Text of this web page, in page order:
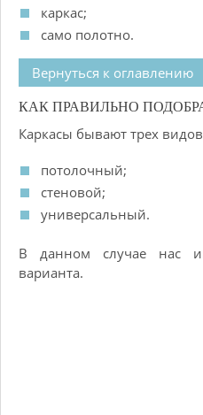
каркас;
само полотно.
Вернуться к оглавлению
КАК ПРАВИЛЬНО
Каркасы бывают трех
потолочный;
стеновой;
универсальный.
В данном случае нас
варианта.